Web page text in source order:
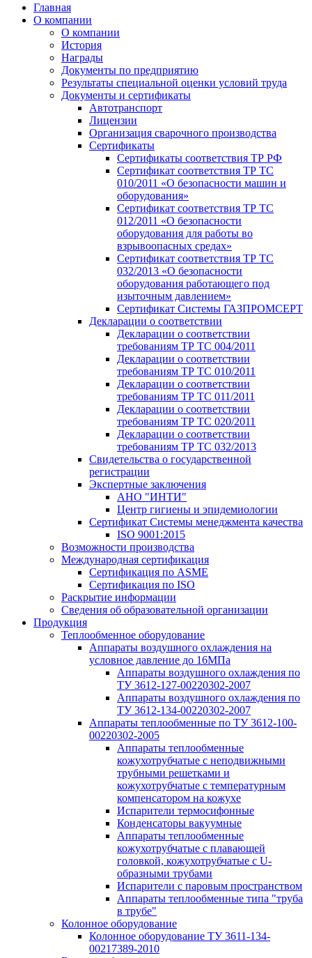
Главная
О компании
О компании
История
Награды
Документы по предприятию
Результаты специальной оценки условий труда
Документы и сертификаты
Автотранспорт
Лицензии
Организация сварочного производства
Cертификаты
Сертификаты соответствия ТР РФ
Сертификат соответствия ТР ТС
010/2011 «О безопасности машин и
оборудования»
Сертификат соответствия ТР ТС
012/2011 «О безопасности
оборудования для работы во
взрывоопасных средах»
Сертификат соответствия ТР ТС
032/2013 «О безопасности
оборудования работающего под
изыточным давлением»
Сертификат Системы ГАЗПРОМСЕРТ
Декларации о соответствии
Декларации о соответствии
требованиям ТР ТС 004/2011
Декларации о соответствии
требованиям ТР ТС 010/2011
Декларации о соответствии
требованиям ТР ТС 011/2011
Декларации о соответствии
требованиям ТР ТС 020/2011
Декларации о соответствии
требованиям ТР ТС 032/2013
Свидетельства о государственной
регистрации
Экспертные заключения
АНО "ИНТИ"
Центр гигиены и эпидемиологии
Сертификат Системы менеджмента качества
ISO 9001:2015
Возможности производства
Международная сертификация
Сертификация по ASME
Сертификация по ISO
Раскрытие информации
Сведения об образовательной организации
Продукция
Теплообменное оборудование
Аппараты воздушного охлаждения на
условное давление до 16МПа
Аппараты воздушного охлаждения по
ТУ 3612-127-00220302-2007
Аппараты воздушного охлаждения по
ТУ 3612-134-00220302-2007
Аппараты теплообменные по ТУ 3612-100-
00220302-2005
Аппараты теплообменные
кожухотрубчатые с неподвижными
трубными решетками и
кожухотрубчатые с температурным
компенсатором на кожухе
Испарители термосифонные
Конденсаторы вакуумные
Аппараты теплообменные
кожухотрубчатые с плавающей
головкой, кожухотрубчатые с U-
образными трубами
Испарители с паровым пространством
Аппараты теплообменные типа "труба
в трубе"
Колонное оборудование
Колонное оборудование ТУ 3611-134-
00217389-2010